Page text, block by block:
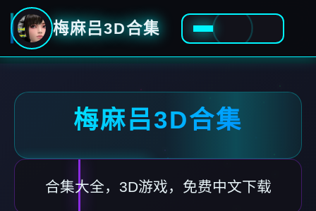
梅麻吕3D合集
梅麻吕3D合集
合集大全，3D游戏，免费中文下载